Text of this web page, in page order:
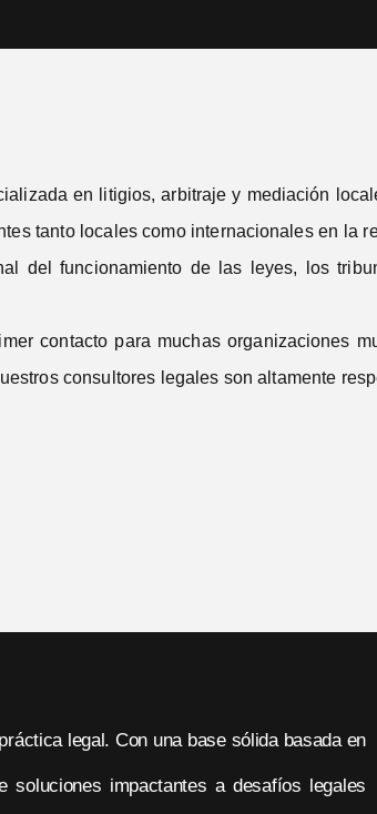
en litigios, arbitraje y mediación
tanto locales como internacionales en la
del funcionamiento de las leyes, los
contacto para muchas organizaciones
consultores legales son altamente
legal. Con una base sólida basada en
soluciones impactantes a desafíos legales